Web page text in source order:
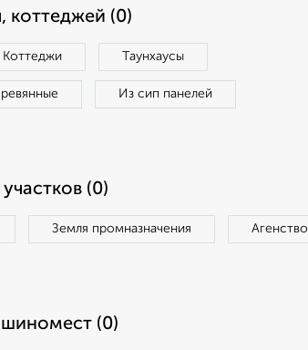
коттеджей (0)
Коттеджи Таунхаусы
Из сип панелей
(0)
Земля промназначения Агенство
(0)